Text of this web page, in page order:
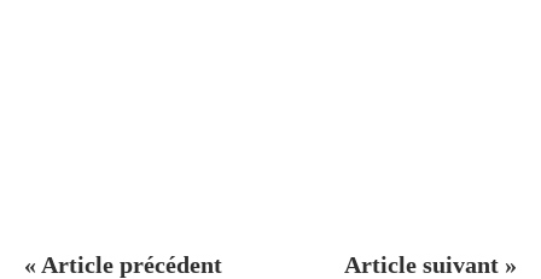
« Article précédent Article suivant »